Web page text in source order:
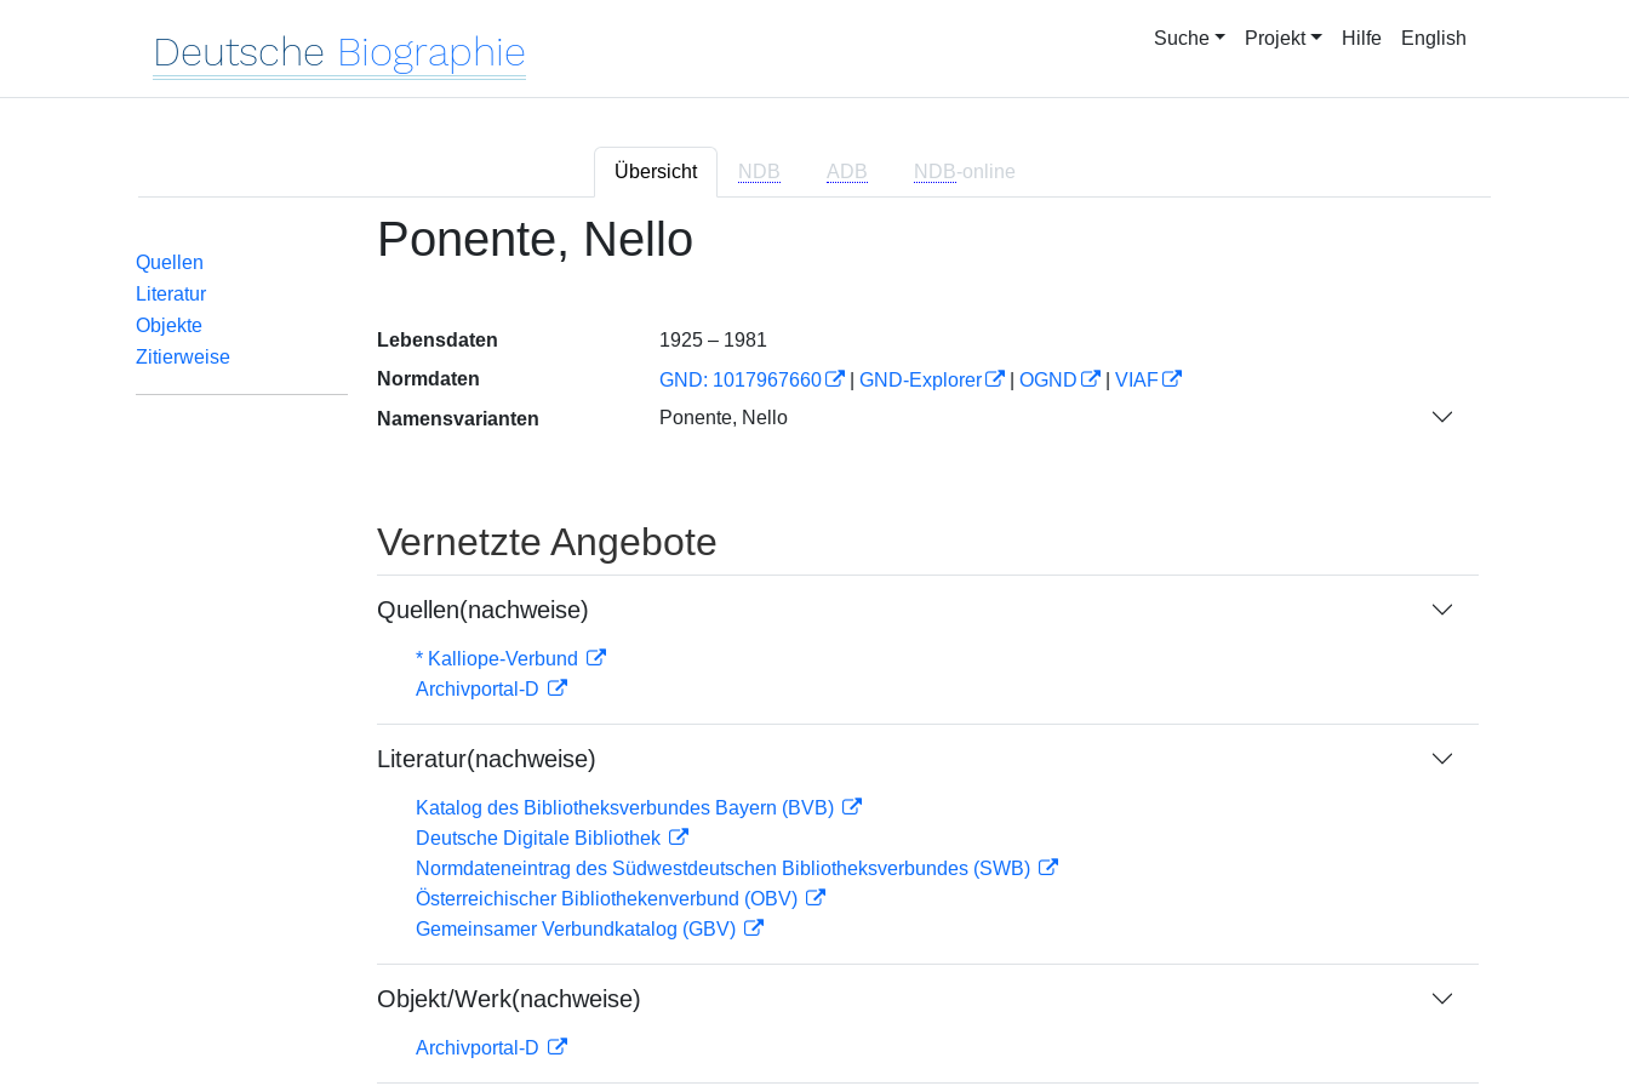
Deutsche Biographie Suche Projekt Hilfe English
Übersicht NDB ADB NDB-online
Quellen
Literatur
Objekte
Zitierweise
Ponente, Nello
Lebensdaten
1925 – 1981
Normdaten
GND: 1017967660 GND-Explorer OGND
VIAF
Namensvarianten
Ponente, Nello
Vernetzte Angebote
Quellen(nachweise)
* Kalliope-Verbund
Archivportal-D
Literatur(nachweise)
Katalog des Bibliotheksverbundes Bayern (BVB)
Deutsche Digitale Bibliothek
Normdateneintrag des Südwestdeutschen Bibliotheksverbundes (SWB)
Österreichischer Bibliothekenverbund (OBV)
Gemeinsamer Verbundkatalog (GBV)
Objekt/Werk(nachweise)
Archivportal-D